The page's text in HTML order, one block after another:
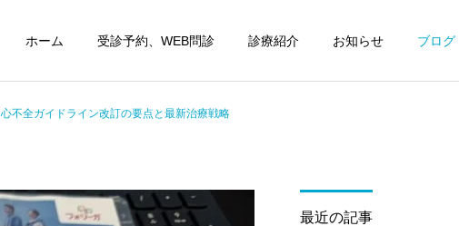
ホーム 受診予約、WEB問診 診療紹介 お知らせ ブログ
心不全ガイドライン改訂の要点と最新治療戦略
最近の記事